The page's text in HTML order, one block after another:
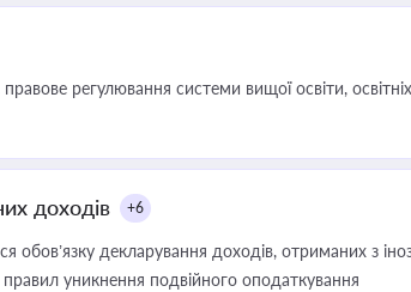
регулювання системи вищої освіти, освітніх
доходів +6
обов’язку декларування доходів, отриманих з
правил уникнення подвійного оподаткування